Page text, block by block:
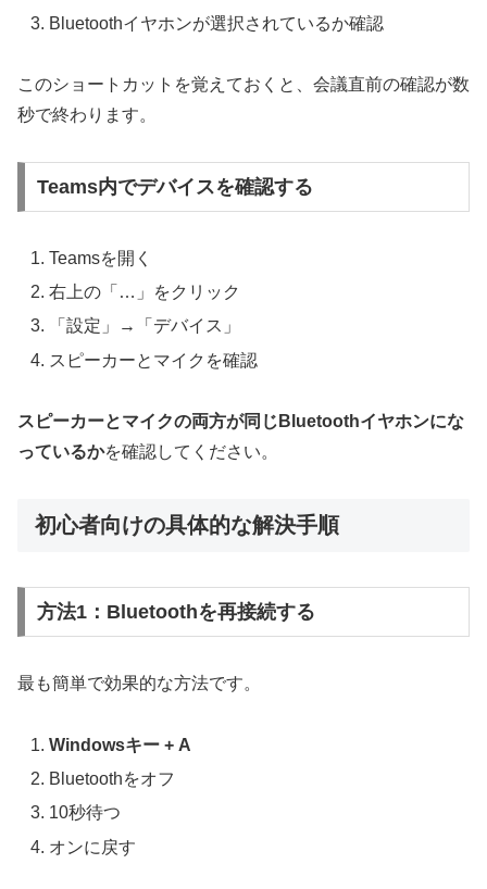
Bluetoothイヤホンが選択されているか確認
このショートカットを覚えておくと、会議直前の確認が数
秒で終わります。
Teams内でデバイスを確認する
Teamsを開く
右上の「…」をクリック
「設定」→「デバイス」
スピーカーとマイクを確認
スピーカーとマイクの両方が同じBluetoothイヤホンにな
っているかを確認してください。
初心者向けの具体的な解決手順
方法1：Bluetoothを再接続する
最も簡単で効果的な方法です。
Windowsキー + A
Bluetoothをオフ
10秒待つ
オンに戻す